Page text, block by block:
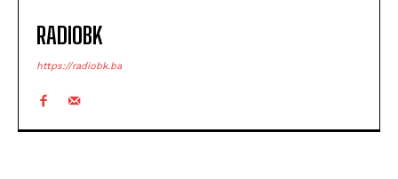
RADIOBK
https://radiobk.ba